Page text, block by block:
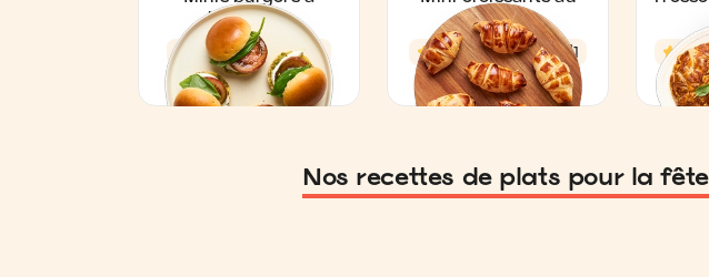
Nos recettes de plats pour la